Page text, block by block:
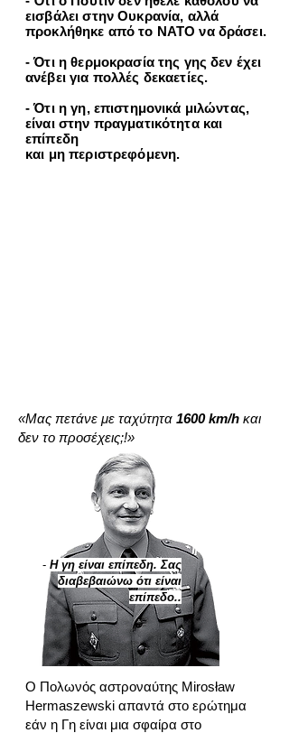
εισβάλει στην Ουκρανία, αλλά
προκλήθηκε από το ΝΑΤΟ να δράσει.
- Ότι η θερμοκρασία της γης δεν έχει
ανέβει για πολλές δεκαετίες.
- Ότι η γη, επιστημονικά μιλώντας,
είναι στην πραγματικότητα και
επίπεδη
και μη περιστρεφόμενη.
«Μας πετάνε με ταχύτητα 1600 km/h και
δεν το προσέχεις;!»
- Η γη είναι επίπεδη. Σας
διαβεβαιώνω ότι είναι
επίπεδο..
Ο Πολωνός αστροναύτης Mirosław
Hermaszewski απαντά στο ερώτημα
εάν η Γη είναι μια σφαίρα στο